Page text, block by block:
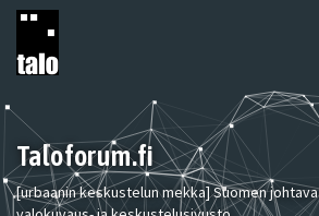
Taloforum.fi
[urbaanin keskustelun mekka] Suomen